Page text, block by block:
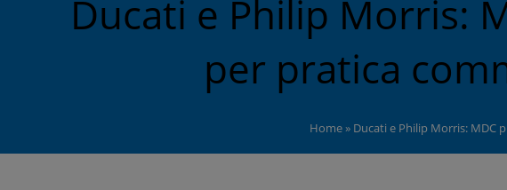
Ducati e Philip Morris:
per pratica
Home» Ducati e Philip Morris: MDC